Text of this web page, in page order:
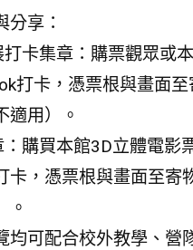
分享：
卡集章：購票觀眾或
打卡，憑票根與畫面
適用）。
購買本館3D立體電影
卡，憑票根與畫面至寄
。
均可配合校外教學、營